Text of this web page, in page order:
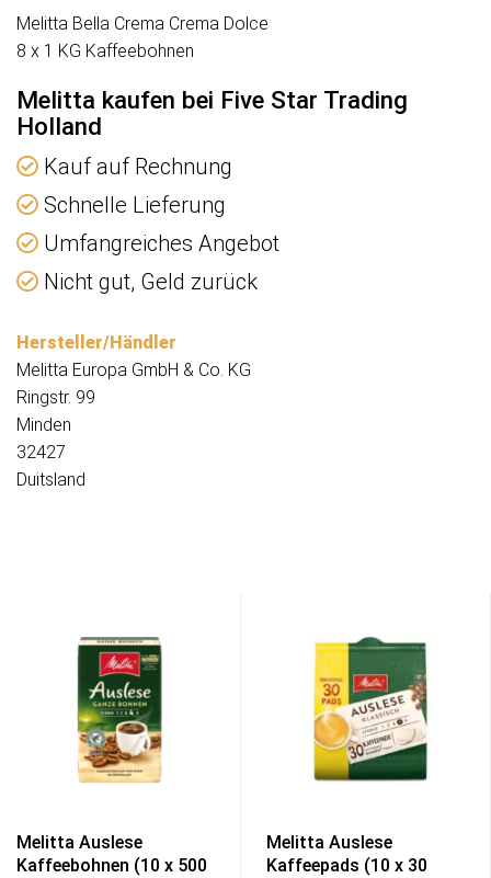
Melitta Bella Crema Crema Dolce
8 x 1 KG Kaffeebohnen
Melitta kaufen bei Five Star Trading
Holland
Kauf auf Rechnung
Schnelle Lieferung
Umfangreiches Angebot
Nicht gut, Geld zurück
Hersteller/Händler
Melitta Europa GmbH & Co. KG
Ringstr. 99
Minden
32427
Duitsland
Melitta Auslese
Kaffeebohnen (10 x 500
Melitta Auslese
Kaffeepads (10 x 30